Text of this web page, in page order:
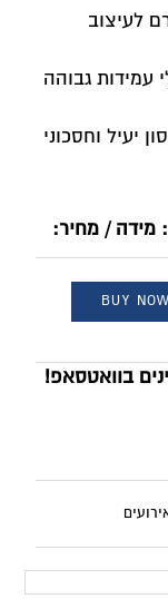
לעיצוב
עמידות גבוהה
יעיל וחסכוני
מידה / מחיר:
BUY NOW
בוואטסאפ!